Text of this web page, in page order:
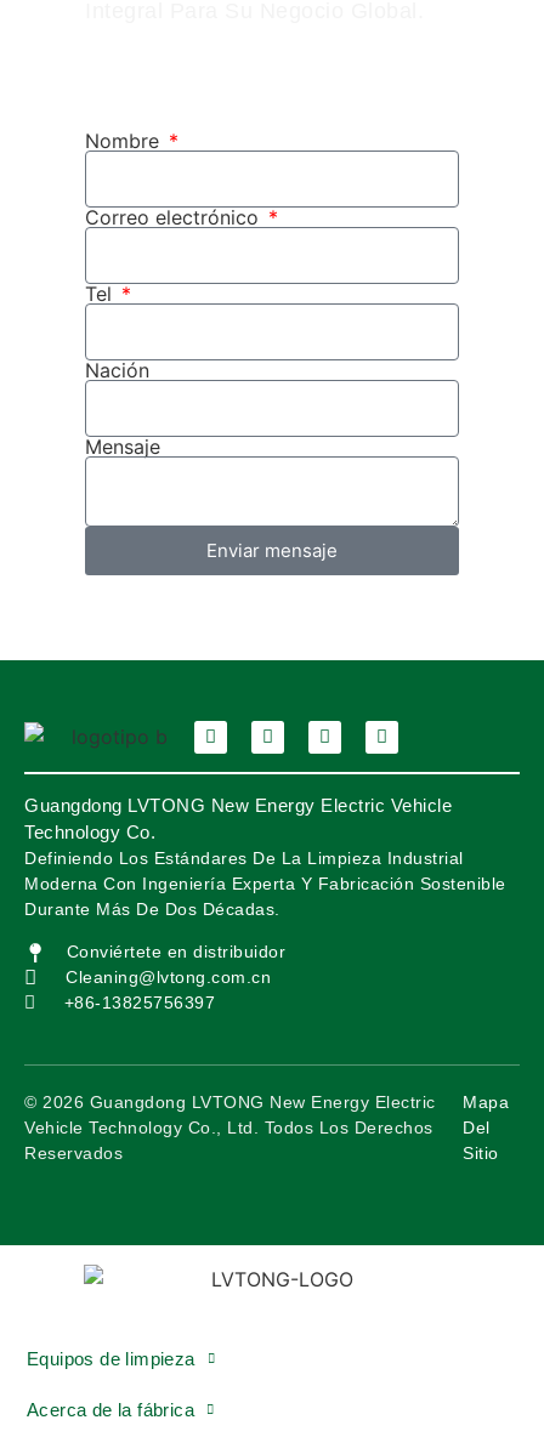
Nombre
Correo electrónico
Tel
Nación
Mensaje
Enviar mensaje
Guangdong LVTONG New Energy Electric Vehicle
Technology Co.
Definiendo Los Estándares De La Limpieza Industrial
Moderna Con Ingeniería Experta Y Fabricación Sostenible
Durante Más De Dos Décadas.
Conviértete en distribuidor
Cleaning@lvtong.com.cn
+86-13825756397
©️ 2026 Guangdong LVTONG New Energy Electric
Vehicle Technology Co., Ltd. Todos Los Derechos
Reservados
Mapa
Del
Sitio
Equipos de limpieza
Acerca de la fábrica